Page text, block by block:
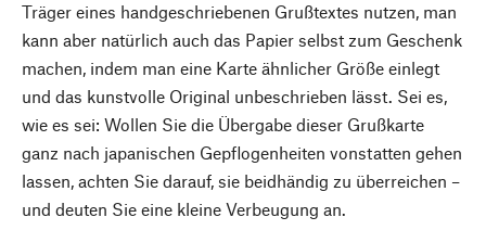
Träger eines handgeschriebenen Grußtextes nutzen, man
kann aber natürlich auch das Papier selbst zum Geschenk
machen, indem man eine Karte ähnlicher Größe einlegt
und das kunstvolle Original unbeschrieben lässt. Sei es,
wie es sei: Wollen Sie die Übergabe dieser Grußkarte
ganz nach japanischen Gepflogenheiten vonstatten gehen
lassen, achten Sie darauf, sie beidhändig zu überreichen –
und deuten Sie eine kleine Verbeugung an.